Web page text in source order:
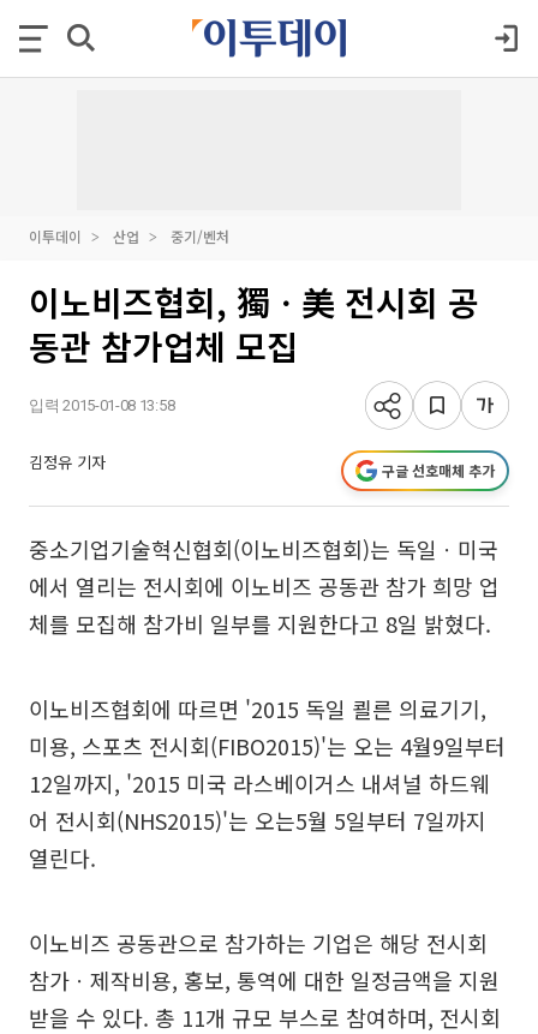
이투데이 산업 중기/벤처
이노비즈협회, 獨ㆍ美 전시회 공
동관 참가업체 모집
입력 2015-01-08 13:58
김정유 기자 구글 선호매체 추가
중소기업기술혁신협회(이노비즈협회)는 독일ㆍ미국
에서 열리는 전시회에 이노비즈 공동관 참가 희망 업
체를 모집해 참가비 일부를 지원한다고 8일 밝혔다.
이노비즈협회에 따르면 '2015 독일 쾰른 의료기기,
미용, 스포츠 전시회(FIBO2015)'는 오는 4월9일부터
12일까지, '2015 미국 라스베이거스 내셔널 하드웨
어 전시회(NHS2015)'는 오는5월 5일부터 7일까지
열린다.
이노비즈 공동관으로 참가하는 기업은 해당 전시회
참가ㆍ제작비용, 홍보, 통역에 대한 일정금액을 지원
받을 수 있다. 총 11개 규모 부스로 참여하며, 전시회